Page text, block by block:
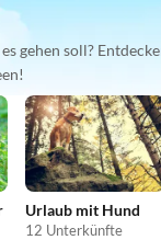
gehen soll?
Urlaub mit Hund
12 Unterkünfte